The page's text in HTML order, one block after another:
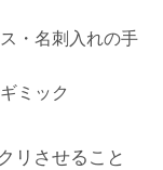
・名刺入れの手
ミック
リさせること